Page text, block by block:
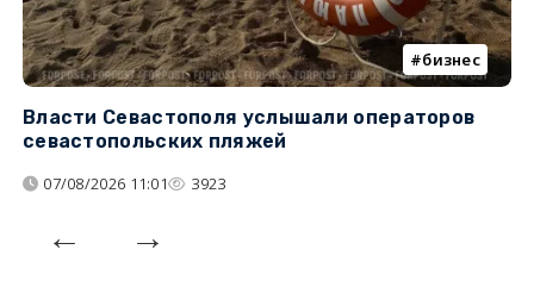
бизнес
Власти Севастополя услышали операторов
севастопольских пляжей
07/08/2026 11:01 3923